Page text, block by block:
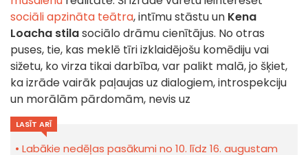
sociāli apzināta teātra, intīmu stāstu un Kena
Loacha stilasociālo drāmu cienītājus. No otras
puses, tie, kas meklē tīri izklaidējošu komēdiju vai
sižetu, ko virza tikai darbība, var palikt malā, jo šķiet,
ka izrāde vairāk paļaujas uz dialogiem, introspekciju
un morālām pārdomām, nevis uz
LASĪT ARĪ
Labākie nedēļas pasākumi no 10. līdz 16. augustam